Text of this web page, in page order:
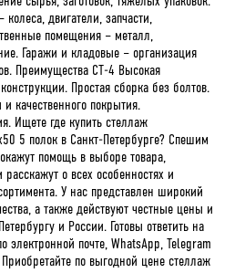
двигатели, запчасти,
помещения – металл,
Гаражи и кладовые – организация
Преимущества СТ-4 Высокая
Простая сборка без болтов.
и качественного покрытия.
Ищете где купить стеллаж
5 полок в Санкт-Петербурге? Спешим
помощь в выборе товара,
расскажут о всех особенностях и
У нас представлен широкий
а также действуют честные цены и
и России. Готовы ответить на
почте, WhatsApp, Telegram
по выгодной цене стеллаж